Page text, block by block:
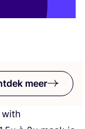
meer
with